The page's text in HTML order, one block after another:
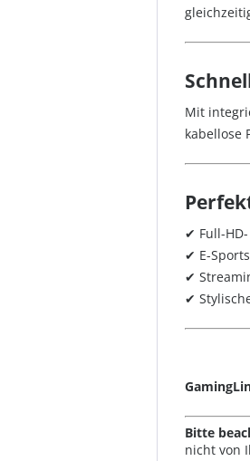
Mit
kabellose
✔ Full-
✔ E-
✔
✔
Bitte
nicht von